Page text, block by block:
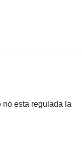
no esta regulada la